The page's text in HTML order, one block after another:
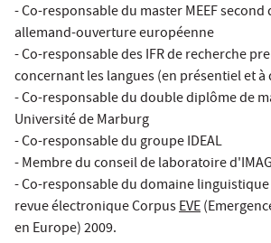
- Co-responsable du master MEEF
allemand-ouverture européenne
- Co-responsable des IFR de recherche
concernant les langues (en présentiel et à
- Co-responsable du double diplôme de
Université de Marburg
- Co-responsable du groupe IDEAL
- Membre du conseil de laboratoire
- Co-responsable du domaine
revue électronique CorpusEVE
en Europe) 2009.